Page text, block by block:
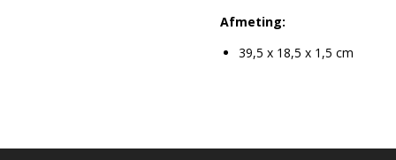
Afmeting:
39,5 x 18,5 x 1,5 cm